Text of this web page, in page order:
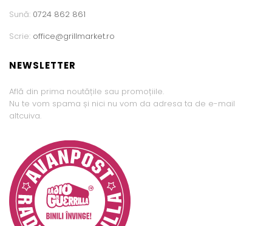
Sună: 0724 862 861
Scrie: office@grillmarket.ro
NEWSLETTER
Află din prima noutățile sau promoțiile.
Nu te vom spama și nici nu vom da adresa ta de e-mail
altcuiva.